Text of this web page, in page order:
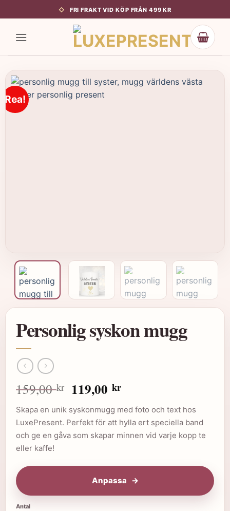
to
content
FRI FRAKT VID KÖP FRÅN 499 KR
Rea!
Personlig syskon mugg
159,00kr Det
ursprungliga
priset
var:
159,00 kr.
119,00 krDet
nuvarande
priset
är:
119,00 kr.
Skapa en unik syskonmugg med foto och text hos
LuxePresent. Perfekt för att hylla ert speciella band
och ge en gåva som skapar minnen vid varje kopp te
eller kaffe!
Anpassa